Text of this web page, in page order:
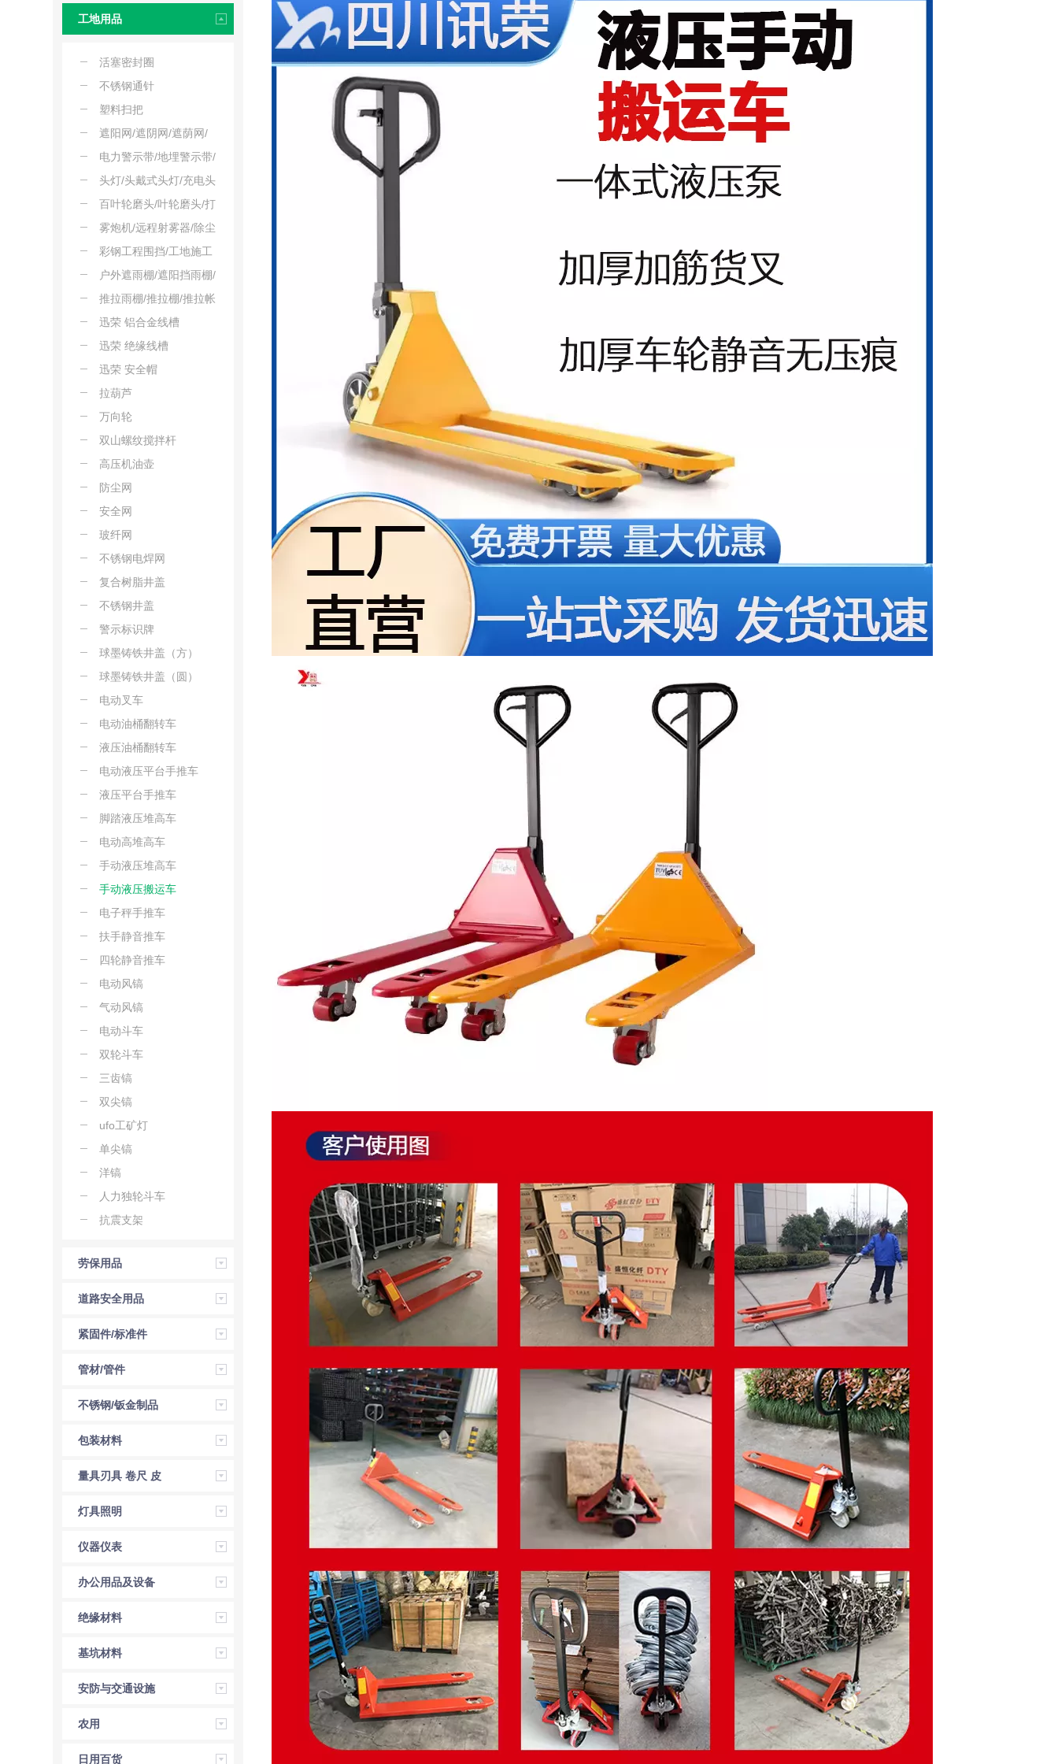
压工具
工地用品
活塞密封圈
不锈钢通针
塑料扫把
遮阳网/遮阴网/遮荫网/
防晒网/工地防尘遮阳网
电力警示带/地埋警示带/
警戒带
头灯/头戴式头灯/充电头
灯
百叶轮磨头/叶轮磨头/打
磨抛光百叶轮/金属除锈
磨头
雾炮机/远程射雾器/除尘
射雾机
彩钢工程围挡/工地施工
临时围墙/工程隔离板
户外遮雨棚/遮阳挡雨棚/
庭院遮阳棚
推拉雨棚/推拉棚/推拉帐
篷/轨道式推拉雨棚
迅荣 铝合金线槽
迅荣 绝缘线槽
迅荣 安全帽
拉葫芦
万向轮
双山螺纹搅拌杆
高压机油壶
防尘网
安全网
玻纤网
不锈钢电焊网
复合树脂井盖
不锈钢井盖
警示标识牌
球墨铸铁井盖（方）
球墨铸铁井盖（圆）
电动叉车
电动油桶翻转车
液压油桶翻转车
电动液压平台手推车
液压平台手推车
脚踏液压堆高车
电动高堆高车
手动液压堆高车
手动液压搬运车
电子秤手推车
扶手静音推车
四轮静音推车
电动风镐
气动风镐
电动斗车
双轮斗车
三齿镐
双尖镐
ufo工矿灯
单尖镐
洋镐
人力独轮斗车
抗震支架
劳保用品
道路安全用品
紧固件/标准件
管材/管件
不锈钢/钣金制品
包装材料
量具刃具 卷尺 皮
尺 角尺 直尺
灯具照明
仪器仪表
办公用品及设备
绝缘材料
基坑材料
安防与交通设施
农用
日用百货